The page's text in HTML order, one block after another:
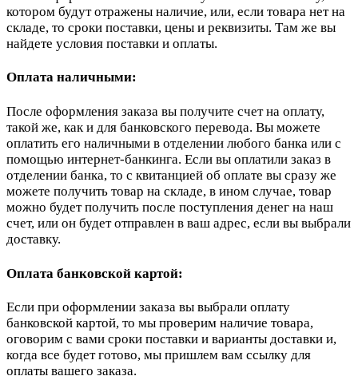
котором будут отражены наличие, или, если товара нет на
складе, то сроки поставки, цены и реквизиты. Там же вы
найдете условия поставки и оплаты.
Оплата наличными:
После оформления заказа вы получите счет на оплату,
такой же, как и для банковского перевода. Вы можете
оплатить его наличными в отделении любого банка или с
помощью интернет-банкинга. Если вы оплатили заказ в
отделении банка, то с квитанцией об оплате вы сразу же
можете получить товар на складе, в ином случае, товар
можно будет получить после поступления денег на наш
счет, или он будет отправлен в ваш адрес, если вы выбрали
доставку.
Оплата банковской картой:
Если при оформлении заказа вы выбрали оплату
банковской картой, то мы проверим наличие товара,
оговорим с вами сроки поставки и варианты доставки и,
когда все будет готово, мы пришлем вам ссылку для
оплаты вашего заказа.